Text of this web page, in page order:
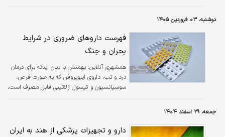
دوشنبه، ۰۳ فروردین ۱۴۰۵
فهرست داروهای ضروری در شرایط
بحران و جنگ
همشهری آنلاین: بهمنش با بیان اینکه برای درمان
درد و تب، داروی ایبوپروفن که به صورت قرص،
سوسپانسیون و کپسول ژلاتینی قابل مصرف است،
جمعه، ۲۹ اسفند ۱۴۰۴
دارو و تجهیزات پزشکی از هند به ایران